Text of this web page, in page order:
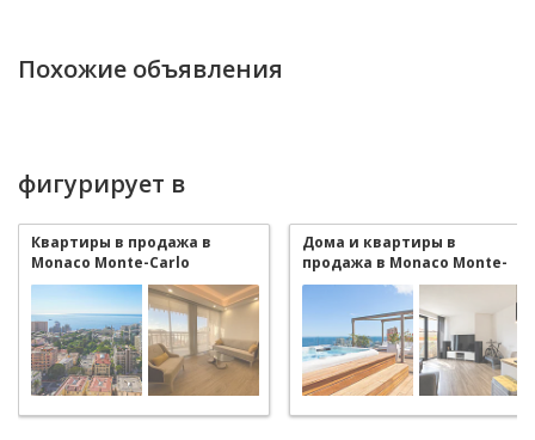
Похожие объявления
фигурирует в
Квартиры в продажа в
Monaco Monte-Carlo
Дома и квартиры в
продажа в Monaco Monte-
Carlo